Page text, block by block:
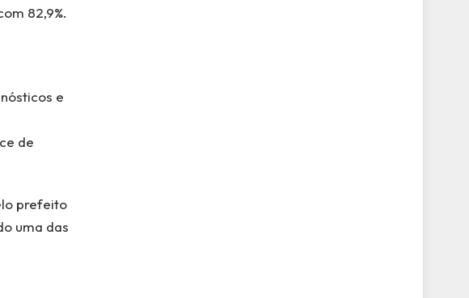
82,9%.
e
de
prefeito
uma das